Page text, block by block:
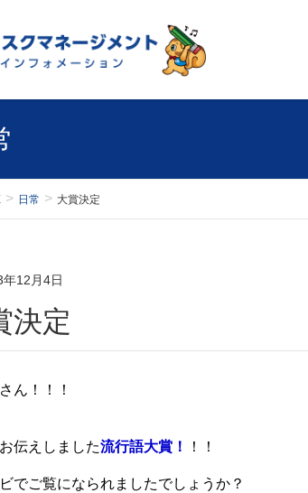
日常 大賞決定
年12月4日
賞決定
ん！！！
伝えしました流行語大賞！ ！！
でご覧になられましたでしょうか？